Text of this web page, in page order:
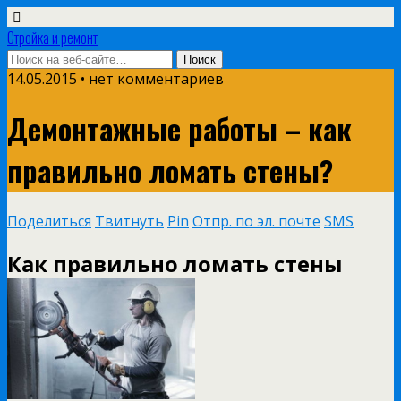
Стройка и ремонт
14.05.2015 • нет комментариев
Демонтажные работы – как
правильно ломать стены?
Поделиться Твитнуть Pin Отпр. по эл. почте SMS
Как правильно ломать стены